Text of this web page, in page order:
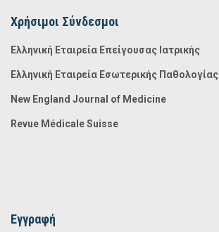
Χρήσιμοι Σύνδεσμοι
Ελληνική Εταιρεία Επείγουσας Ιατρικής
Ελληνική Εταιρεία Εσωτερικής Παθολογίας
New England Journal of Medicine
Revue Médicale Suisse
Εγγραφή